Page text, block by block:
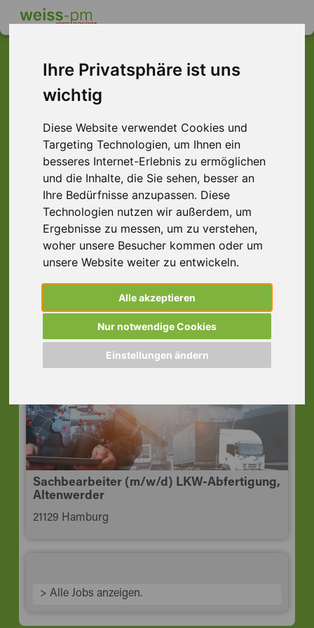
Ihre Privatsphäre ist uns
wichtig
Diese Website verwendet Cookies und
Targeting Technologien, um Ihnen ein
besseres Internet-Erlebnis zu ermöglichen
und die Inhalte, die Sie sehen, besser an
Ihre Bedürfnisse anzupassen. Diese
Technologien nutzen wir außerdem, um
Ergebnisse zu messen, um zu verstehen,
woher unsere Besucher kommen oder um
unsere Website weiter zu entwickeln.
Alle akzeptieren
Nur notwendige Cookies
Einstellungen ändern
Dieser Job ist leider
nicht mehr verfügbar ...
... aber vielleicht ist hier etwas dabei:
Speditionskaufmann (m/w/d) Landverkehr,
Altenwerder
21129 Hamburg
Sachbearbeiter (m/w/d) LKW-Abfertigung,
Altenwerder
21129 Hamburg
> Alle Jobs anzeigen.